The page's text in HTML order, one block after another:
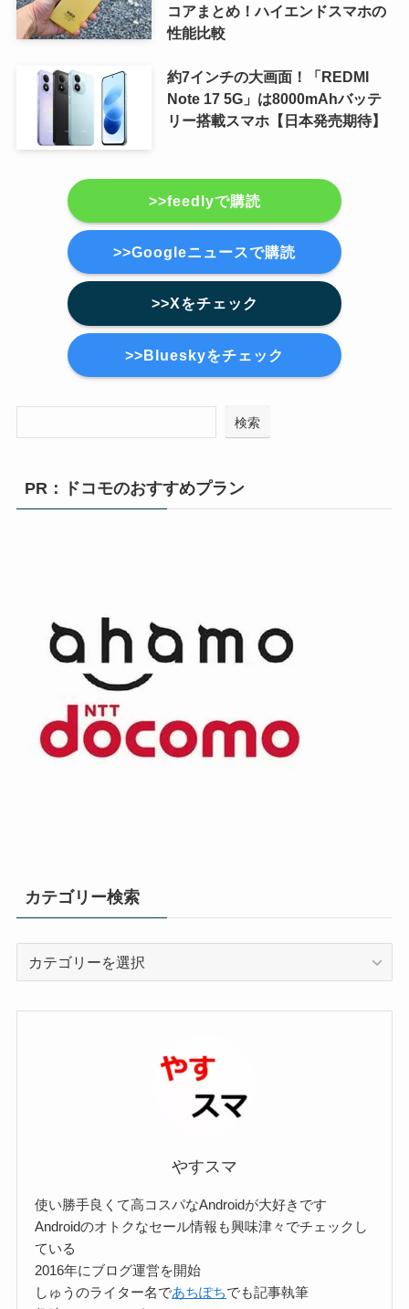
コアまとめ！ハイエンドスマホの
性能比較
約7インチの大画面！「REDMI
Note 17 5G」は8000mAhバッテ
リー搭載スマホ【日本発売期待】
>>feedlyで購読
>>Googleニュースで購読
>>Xをチェック
>>Blueskyをチェック
検索
PR：ドコモのおすすめプラン
カテゴリー検索
やすスマ
使い勝手良くて高コスパなAndroidが大好きです
Androidのオトクなセール情報も興味津々でチェックし
ている
2016年にブログ運営を開始
しゅうのライター名であちぽちでも記事執筆